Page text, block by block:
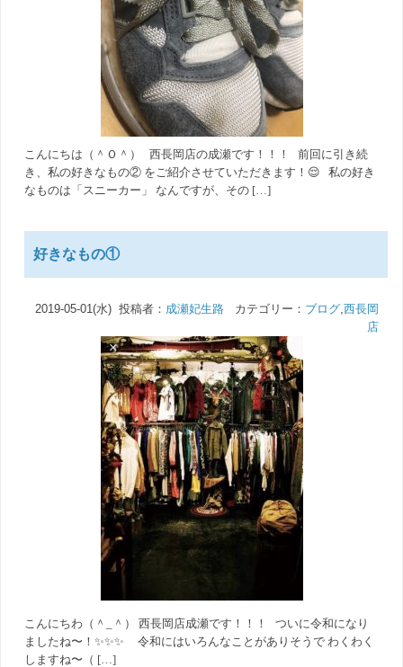
こんにちは（＾Ｏ＾） 西長岡店の成瀬です！！！ 前回に引き続
き、私の好きなもの② をご紹介させていただきます！😌 私の好き
なものは「スニーカー」 なんですが、その […]
好きなもの①
2019-05-01(水) 投稿者： 成瀬妃生路カテゴリー： ブログ,西長岡
店
こんにちわ（＾_＾） 西長岡店成瀬です！！！ ついに令和になり
ましたね〜！✨✨✨ 令和にはいろんなことがありそうで わくわく
しますね〜（ […]